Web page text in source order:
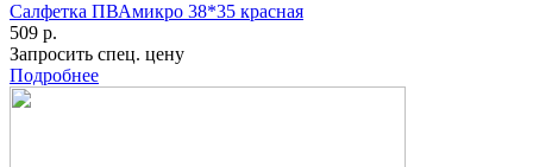
Салфетка ПВАмикро 38*35 красная
509 р.
Запросить спец. цену
Подробнее